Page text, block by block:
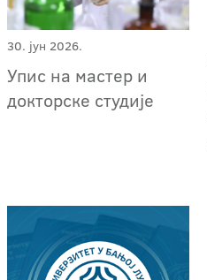
30. јун 2026.
Упис на мастер и
докторске студије